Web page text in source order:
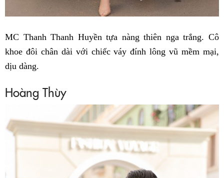
MC Thanh Thanh Huyền tựa nàng thiên nga trắng. Cô
khoe đôi chân dài với chiếc váy đính lông vũ mềm mại,
dịu dàng.
Hoàng Thùy